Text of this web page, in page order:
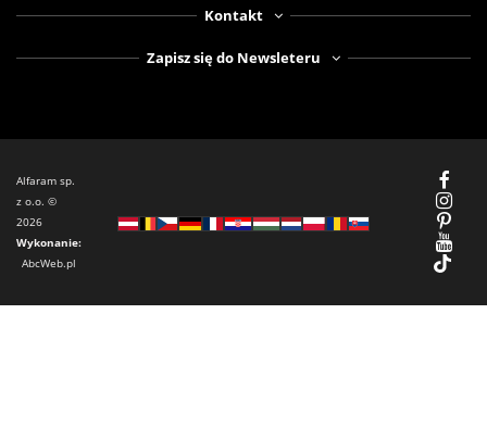
Kontakt
Zapisz się do Newsleteru
Alfaram sp.
z o.o. ©
2026
Wykonanie:
AbcWeb.pl